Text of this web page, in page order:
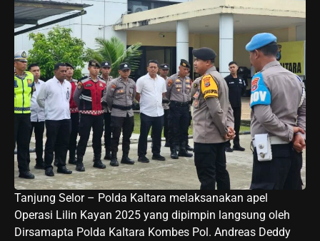
Tanjung Selor – Polda Kaltara melaksanakan apel
Operasi Lilin Kayan 2025 yang dipimpin langsung oleh
Dirsamapta Polda Kaltara Kombes Pol. Andreas Deddy